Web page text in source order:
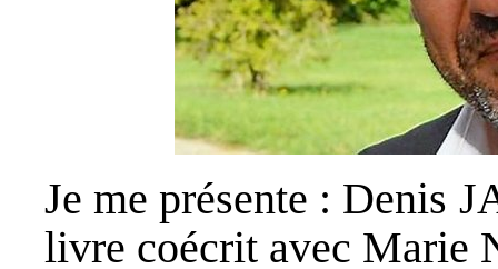
Je me présente : Denis
livre coécrit avec Marie